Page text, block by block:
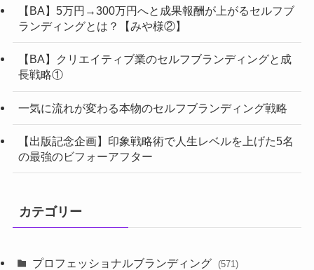
【BA】5万円→300万円へと成果報酬が上がるセルフブ
ランディングとは？【みや様②】
【BA】クリエイティブ業のセルフブランディングと成
長戦略①
一気に流れが変わる本物のセルフブランディング戦略
【出版記念企画】印象戦略術で人生レベルを上げた5名
の最強のビフォーアフター
カテゴリー
プロフェッショナルブランディング (571)